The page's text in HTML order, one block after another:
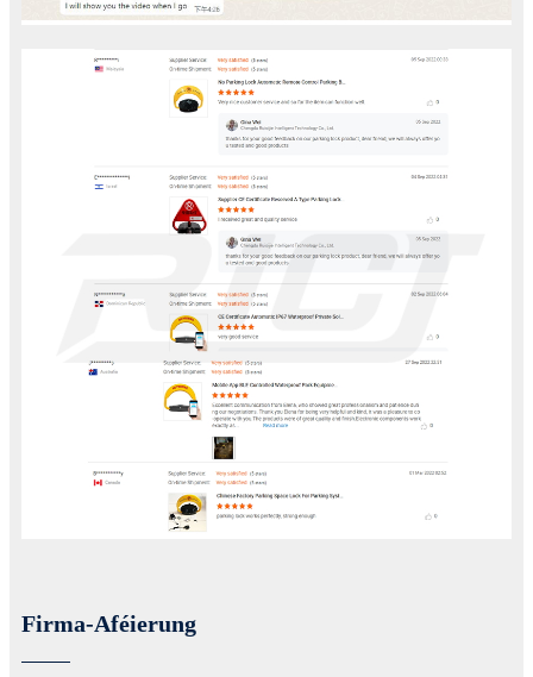
Firma-Aféierung